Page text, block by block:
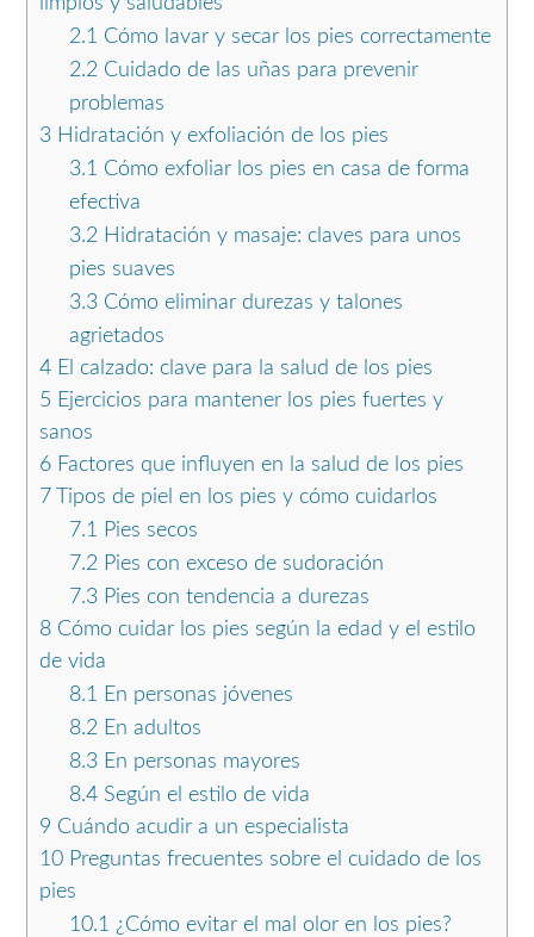
2.1 Cómo lavar y secar los pies correctamente
2.2Cuidado de las uñas para prevenir
problemas
3 Hidratación y exfoliación de los pies
3.1 Cómo exfoliar los pies en casa de forma
efectiva
3.2Hidratación y masaje: claves para unos
pies suaves
3.3Cómo eliminar durezas y talones
agrietados
4 El calzado: clave para la salud de los pies
5 Ejercicios para mantener los pies fuertes y
sanos
6 Factores que influyen en la salud de los pies
7 Tipos de piel en los pies y cómo cuidarlos
7.1 Pies secos
7.2Pies con exceso de sudoración
7.3Pies con tendencia a durezas
8 Cómo cuidar los pies según la edad y el estilo
de vida
8.1 En personas jóvenes
8.2En adultos
8.3En personas mayores
8.4Según el estilo de vida
9 Cuándo acudir a un especialista
10 Preguntas frecuentes sobre el cuidado de los
pies
10.1 ¿Cómo evitar el mal olor en los pies?